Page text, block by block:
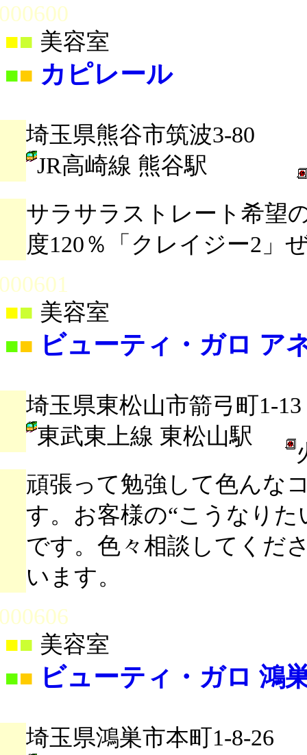
■ 美容室
■■ カピレール
埼玉県熊谷市筑波3-80
JR高崎線 熊谷駅
サラサラストレート希望
度120％「クレイジー2」
■ 美容室
■■ ビューティ・ガロ ア
埼玉県東松山市箭弓町1-13
東武東上線 東松山駅
頑張って勉強して色んな
す。お客様の“こうなり
です。色々相談してくだ
います。
■ 美容室
■■ ビューティ・ガロ 鴻
埼玉県鴻巣市本町1-8-26